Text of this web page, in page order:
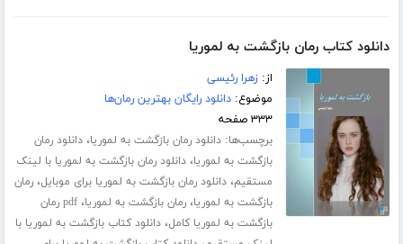
دانلود کتاب رمان بازگشت به لموریا
از:زهرا رئیسی
موضوع:دانلود رایگان بهترین رمان‌ها
۳۳۳ صفحه
برچسب‌ها:دانلود رمان بازگشت به لموریا،دانلود رمان
بازگشت به لموریا،دانلود رمان بازگشت به لموریا با لینک
مستقیم،دانلود رمان بازگشت به لموریا برای موبایل،رمان
بازگشت به لموریا،رمان بازگشت به لموریا،
pdf رمان
بازگشت به لموریا کامل،دانلود کتاب بازگشت به لموریا با